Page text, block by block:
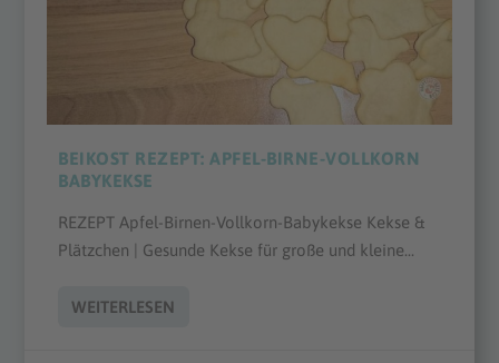
BEIKOST REZEPT: APFEL-BIRNE-VOLLKORN
BABYKEKSE
REZEPT Apfel-Birnen-Vollkorn-Babykekse Kekse &
Plätzchen | Gesunde Kekse für große und kleine...
WEITERLESEN